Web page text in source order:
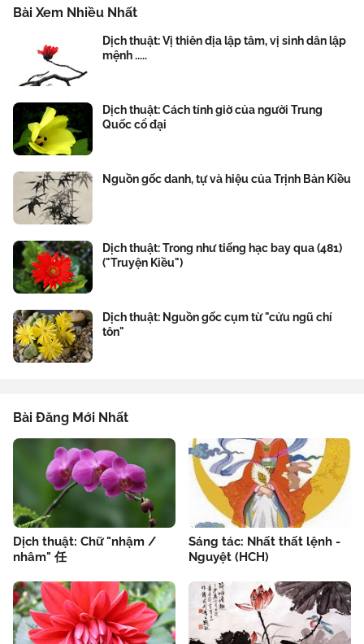
Bài Xem Nhiều Nhất
Dịch thuật: Vị thiên địa lập tâm, vị sinh dân lập
mệnh .....
Dịch thuật: Cách tính giờ của người Trung
Quốc cổ đại
Nguồn gốc danh, tự và hiệu của Trịnh Bản Kiều
Dịch thuật: Trong như tiếng hạc bay qua (481)
("Truyện Kiều")
Dịch thuật: Nguồn gốc cụm từ "cửu ngũ chí
tôn"
Bài Đăng Mới Nhất
Dịch thuật: Chữ "nhậm /
nhâm" 任
Sáng tác: Nhất thất lệnh -
Nguyệt (HCH)